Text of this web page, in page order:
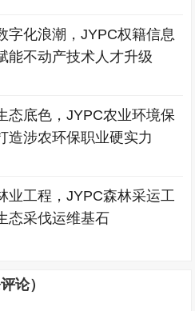
字化浪潮，JYPC权籍信息
能不动产技术人才升级
态底色，JYPC农业环境保
造涉农环保职业硬实力
业工程，JYPC森林采运工
态采伐运维基石
论）